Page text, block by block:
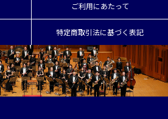
ご利用にあたって
特定商取引法に基づく表記